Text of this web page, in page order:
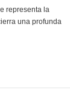
representa la
una profunda